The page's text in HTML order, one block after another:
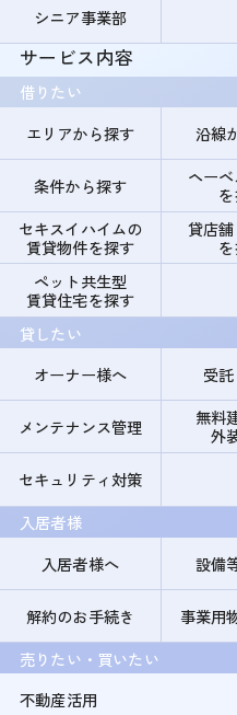
シニア事業部
サービス内容
借りたい
エリアから探す
沿線
条件から探す
ヘー
セキスイハイムの
賃貸物件を探す
貸店
ペット共生型
賃貸住宅を探す
貸したい
オーナー様へ
受
メンテナンス管理
無料
外
セキュリティ対策
入居者様
入居者様へ
設備
解約のお手続き
事業用
売りたい・買いたい
不動産活用